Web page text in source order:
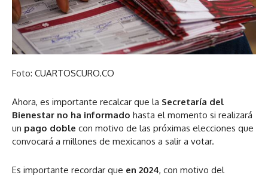
Foto: CUARTOSCURO.CO
Ahora, es importante recalcar que la Secretaría del
Bienestar no ha informado hasta el momento si realizará
un pago doble con motivo de las próximas elecciones que
convocará a millones de mexicanos a salir a votar.
Es importante recordar que en 2024, con motivo del